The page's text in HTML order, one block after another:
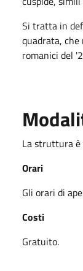
Si tratta in
quadrata,
romanici del
La struttura è
Orari
Gli orari di
Costi
Gratuito.